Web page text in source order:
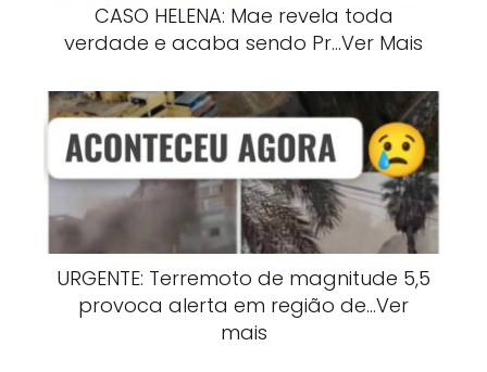
CASO HELENA: Mae revela toda
verdade e acaba sendo Pr…Ver Mais
URGENTE: Terremoto de magnitude 5,5
provoca alerta em região de…Ver
mais